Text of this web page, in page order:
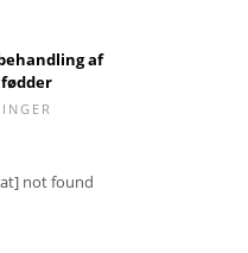
af
not found